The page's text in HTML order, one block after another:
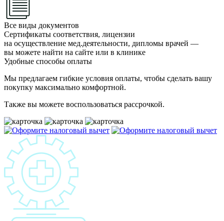
Все виды документов
Сертификаты соответствия, лицензии
на осуществление мед.деятельности, дипломы врачей —
вы можете найти на сайте или в клинике
Удобные способы оплаты
Мы предлагаем гибкие условия оплаты, чтобы сделать вашу
покупку максимально комфортной.
Также вы можете воспользоваться рассрочкой.